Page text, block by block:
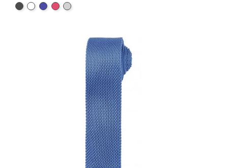
BlackWhiteNavyRedSilver